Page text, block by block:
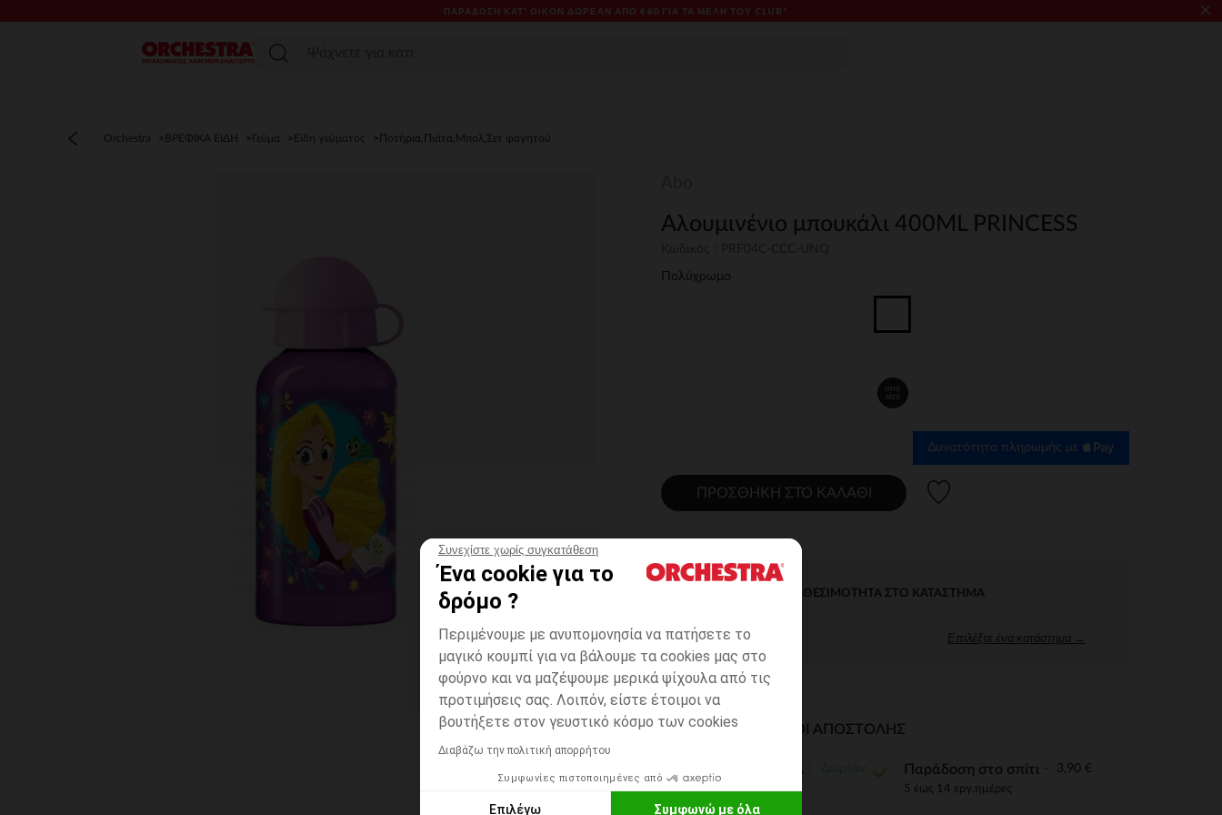
Συνεχίστε χωρίς συγκατάθεση
Ένα cookie για το
δρόμο ?
Περιμένουμε με ανυπομονησία να πατήσετε το
μαγικό κουμπί για να βάλουμε τα cookies μας στο
φούρνο και να μαζέψουμε μερικά ψίχουλα από τις
προτιμήσεις σας. Λοιπόν, είστε έτοιμοι να
βουτήξετε στον γευστικό κόσμο των cookies
Διαβάζω την πολιτική απορρήτου
Συμφωνίες πιστοποιημένες από
Επιλέγω Συμφωνώ με όλα
ΠΑΡΆΔΟΣΗ ΚΑΤ' ΟΊΚΟΝ ΔΩΡΕΑΝ ΑΠΌ €60 ΓΙΑ ΤΑ ΜΈΛΗ ΤΟΥ CLUB* ×
Μενού
Orchestra ΒΡΕΦΙΚΑ ΕΙΔΗ Γεύμα Είδη γεύματος Ποτήρια,Πιάτα,Μπολ,Σετ φαγητού
Αλουμινένιο μπουκάλι 400ML PRINCESS
Πολύχρωμο
one
size
Δυνατότητα πληρωμής με
ΠΡΟΣΘΉΚΗ ΣΤΟ ΚΑΛΆΘΙ
ΆΜΕΣΗ ΔΙΑΘΕΣΙΜΌΤΗΤΑ ΣΤΟ ΚΑΤΆΣΤΗΜΑ
Επιλέξτε ένα κατάστημα →
ΔΙΑΘΈΣΙΜΟΙ ΤΡΌΠΟΙ ΑΠΟΣΤΟΛΉΣ
ΣΕ ΚΑΤΑΣΤΗΜΑ Παράδοση στο σπίτι 3,90 €
5 έως 14 εργ.ημέρες